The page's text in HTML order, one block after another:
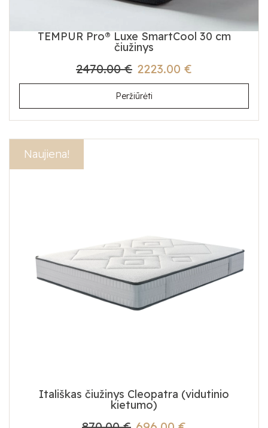
TEMPUR Pro® Luxe SmartCool 30 cm
čiužinys
2223.00 €
2470.00 €
Peržiūrėti
Akcija!
Naujiena!
Itališkas čiužinys Cleopatra (vidutinio
kietumo)